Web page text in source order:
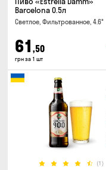
Barcelona 0.5л
Светлое, Фильтрованное, 4.6°
61 ,50
грн за 1 шт
(1)